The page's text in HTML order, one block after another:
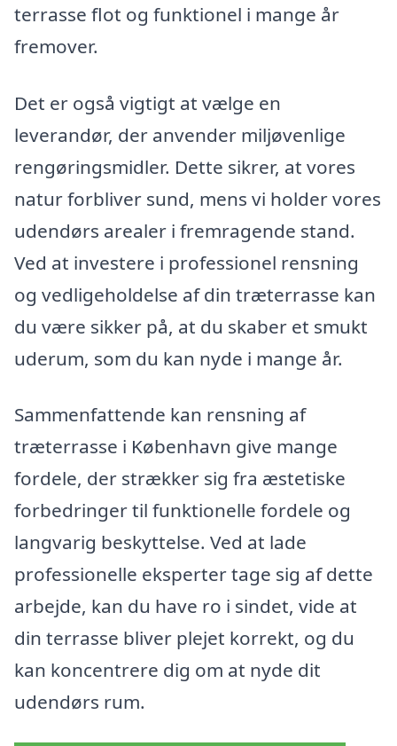
terrasse flot og funktionel i mange år
fremover.
Det er også vigtigt at vælge en
leverandør, der anvender miljøvenlige
rengøringsmidler. Dette sikrer, at vores
natur forbliver sund, mens vi holder vores
udendørs arealer i fremragende stand.
Ved at investere i professionel rensning
og vedligeholdelse af din træterrasse kan
du være sikker på, at du skaber et smukt
uderum, som du kan nyde i mange år.
Sammenfattende kan rensning af
træterrasse i København give mange
fordele, der strækker sig fra æstetiske
forbedringer til funktionelle fordele og
langvarig beskyttelse. Ved at lade
professionelle eksperter tage sig af dette
arbejde, kan du have ro i sindet, vide at
din terrasse bliver plejet korrekt, og du
kan koncentrere dig om at nyde dit
udendørs rum.